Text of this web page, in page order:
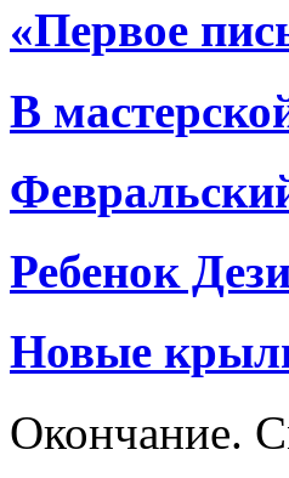
«Первое
В
Ребенок
Новые
Окончание.